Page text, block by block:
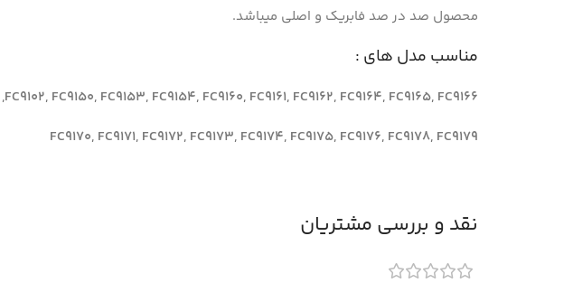
محصول صد در صد فابریک و اصلی میباشد.
مناسب مدل های :
FC9102, FC9150, FC9153, FC9154, FC9160, FC9161, FC9162, FC9164, FC9165, FC9166,
FC9170, FC9171, FC9172, FC9173, FC9174, FC9175, FC9176, FC9178, FC9179
نقد و بررسی مشتریان